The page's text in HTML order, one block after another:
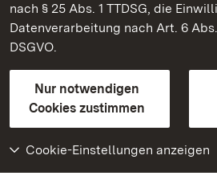
nach § 25 Abs. 1 TTDSG, die
Datenverarbeitung nach Art. 6
DSGVO.
Nur notwendigen
Cookies zustimmen
Cookie-Einstellungen anzeigen
Staatliche Schlösser und Gärten
Kontakt
GebärdenspracheLeichte Sprache
Erklärung zur Barrierefreiheit
BITV-konform (geprüfte Seiten)
Weiteres